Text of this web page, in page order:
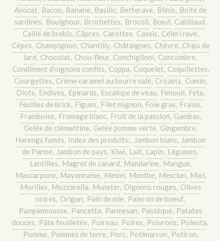
Avocat, Bacon, Banane, Basilic, Betterave, Blinis, Boite de
sardines, Boulghour, Brochettes, Brocoli, Bœuf, Cabillaud,
Caillé de brebis, Câpres, Carottes, Cassis, Céleri rave,
Cèpes, Champignon, Chantilly, Châtaignes, Chèvre, Chips de
lard, Chocolat, Chou-fleur, Conchiglioni, Concombre,
Condiment d’oignons confits, Coppa, Coquelet, Coquillettes,
Courgettes, Crème caramel au beurre salé, Crozets, Cumin,
Diots, Endives, Epinards, Escalope de veau, Fenouil, Feta,
Feuilles de brick, Figues, Filet mignon, Foie gras, Fraise,
Framboise, Fromage blanc, Fruit de la passion, Gambas,
Gelée de clémentine, Gelée pomme verte, Gingembre,
Harengs fumés, Index des produits:, Jambon blanc, Jambon
de Parme, Jambon de pays, Kiwi, Lait, Lapin, Légumes,
Lentilles, Magret de canard, Mandarine, Mangue,
Mascarpone, Mayonnaise, Melon, Menthe, Mesclun, Miel,
Morilles, Mozzarella, Munster, Oignons rouges, Olives
noires, Origan, Pain de mie, Paleron de boeuf,
Pamplemousse, Pancetta, Parmesan, Pastèque, Patates
douces, Pâte feuilletée, Poireau, Poires, Poivrons, Polenta,
Pomme, Pommes de terre, Porc, Potimarron, Potiron,